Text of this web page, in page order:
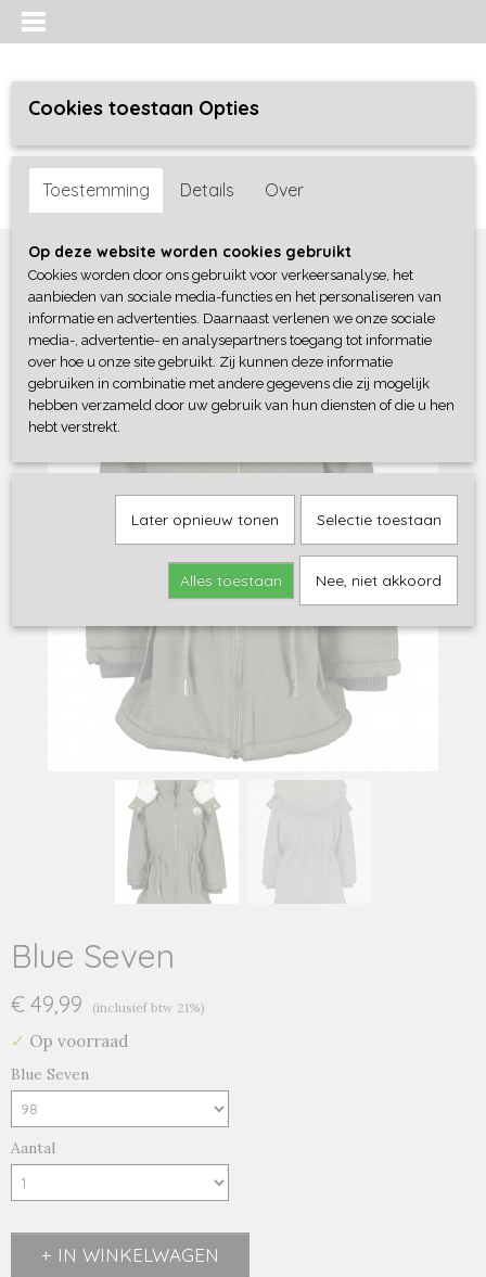
Inloggen Registreren
Home >Meisjes>Jassen / bodywarmers>Blue Seven
Blue Seven
€ 49,99 (inclusief btw 21%)
✓ Op voorraad
Blue Seven
Aantal
IN WINKELWAGEN
Cookies toestaan Opties
Toestemming Details Over
Op deze website worden cookies gebruikt
Cookies worden door ons gebruikt voor verkeersanalyse, het
aanbieden van sociale media-functies en het personaliseren van
informatie en advertenties. Daarnaast verlenen we onze sociale
media-, advertentie- en analysepartners toegang tot informatie
over hoe u onze site gebruikt. Zij kunnen deze informatie
gebruiken in combinatie met andere gegevens die zij mogelijk
hebben verzameld door uw gebruik van hun diensten of die u hen
hebt verstrekt.
Later opnieuw tonen Selectie toestaan
Alles toestaan Nee, niet akkoord